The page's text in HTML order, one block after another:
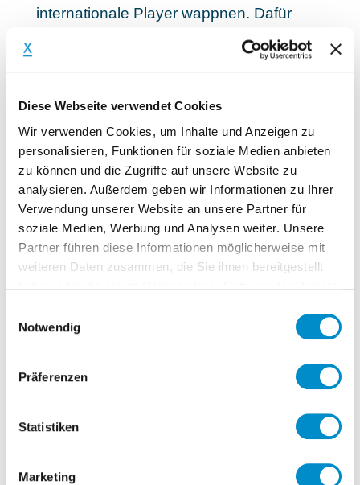
Diese Webseite verwendet Cookies
Wir verwenden Cookies, um Inhalte und Anzeigen zu
personalisieren, Funktionen für soziale Medien anbieten
zu können und die Zugriffe auf unsere Website zu
analysieren. Außerdem geben wir Informationen zu Ihrer
Verwendung unserer Website an unsere Partner für
soziale Medien, Werbung und Analysen weiter. Unsere
Partner führen diese Informationen möglicherweise mit
weiteren Daten zusammen, die Sie ihnen bereitgestellt
Notwendig
Präferenzen
Statistiken
Marketing
internationale Player wappnen. Dafür
müssen die Unternehmen auch im
Inneren stark aufgestellt sein. Externe
diesbezüglich viele Vorteile. Sie bilden oft
diekommunikative Brücke zwischen
Abteilungen und Teams und blicken aus
unbefangener Perspektive auf etablierte
Prozesse und Strukturen. Unsere
Expert:innen identifizieren Schwächen
und Potenziale und agieren je nach
Bedarffachgebiets- und
einzubinden.